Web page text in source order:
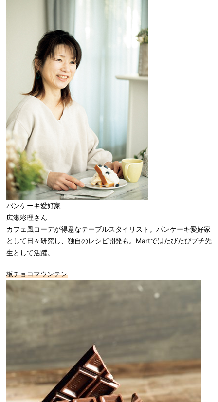
パンケーキ愛好家
広瀬彩理さん
カフェ風コーデが得意なテーブルスタイリスト。パンケーキ愛好家
として日々研究し、独自のレシピ開発も。Martではたびたびプチ先
生として活躍。
板チョコマウンテン